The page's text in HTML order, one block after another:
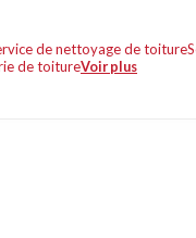
de nettoyage de toiture
de toitureVoir plus